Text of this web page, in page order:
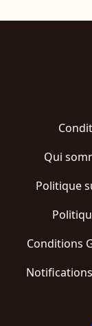
Qui
Politique
Conditions
Notifications